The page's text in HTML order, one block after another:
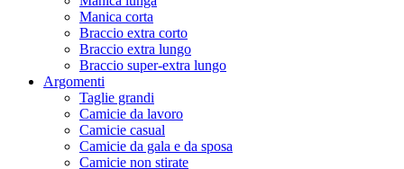
Manica corta
Braccio extra corto
Braccio extra lungo
Braccio super-extra lungo
Argomenti
Taglie grandi
Camicie da lavoro
Camicie casual
Camicie da gala e da sposa
Camicie non stirate